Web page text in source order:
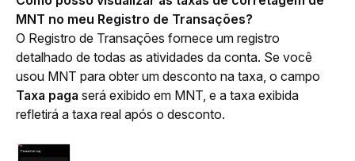
MNT no meu Registro de Transações?
O Registro de Transações fornece um registro
detalhado de todas as atividades da conta. Se você
Taxa paga será exibido em MNT, e a taxa exibida
refletirá a taxa real após o desconto.